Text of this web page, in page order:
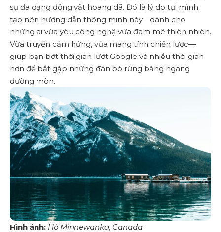
sự đa dạng động vật hoang dã. Đó là lý do tụi mình
tạo nên hướng dẫn thông minh này—dành cho
những ai vừa yêu công nghệ vừa đam mê thiên nhiên.
Vừa truyền cảm hứng, vừa mang tính chiến lược—
giúp bạn bớt thời gian lướt Google và nhiều thời gian
hơn để bắt gặp những đàn bò rừng băng ngang
đường mòn.
Hình ảnh: Hồ Minnewanka, Canada